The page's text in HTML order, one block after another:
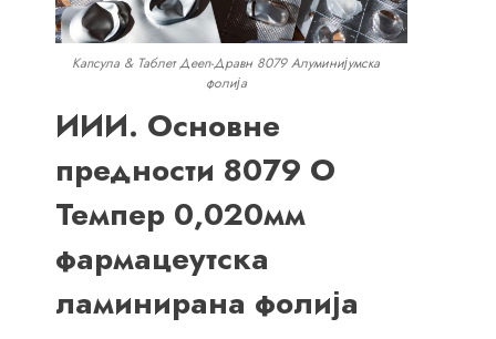
Капсула & Таблет Дееп-Дравн 8079 Алуминијумска
фолија
ИИИ. Основне
предности 8079 О
Темпер 0,020мм
фармацеутска
ламинирана фолија